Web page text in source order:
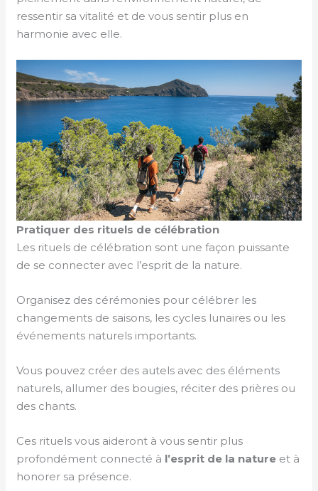
ressentir sa vitalité et de vous sentir plus en
harmonie avec elle.
Pratiquer des rituels de célébration
Les rituels de célébration sont une façon puissante
de se connecter avec l’esprit de la nature.
Organisez des cérémonies pour célébrer les
changements de saisons, les cycles lunaires ou les
événements naturels importants.
Vous pouvez créer des autels avec des éléments
naturels, allumer des bougies, réciter des prières ou
des chants.
Ces rituels vous aideront à vous sentir plus
profondément connecté à l’esprit de la nature et à
honorer sa présence.